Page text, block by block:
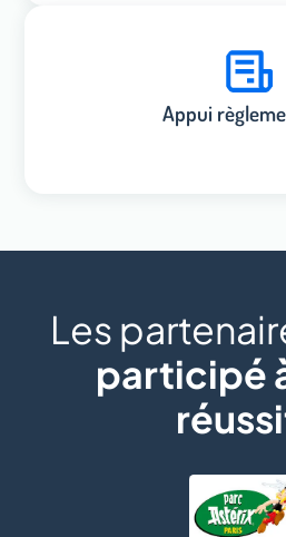
Appui
Les
participé